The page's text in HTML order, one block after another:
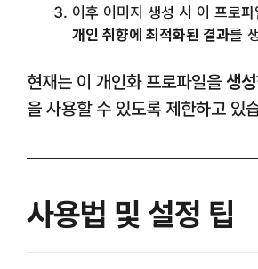
이후 이미지 생성 시 이 프로
개인 취향에 최적화된 결과를
현재는 이 개인화 프로파일을 생
을 사용할 수 있도록 제한하고 있
사용법 및 설정 팁